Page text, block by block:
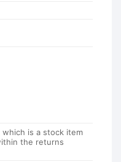
is a stock item
the returns